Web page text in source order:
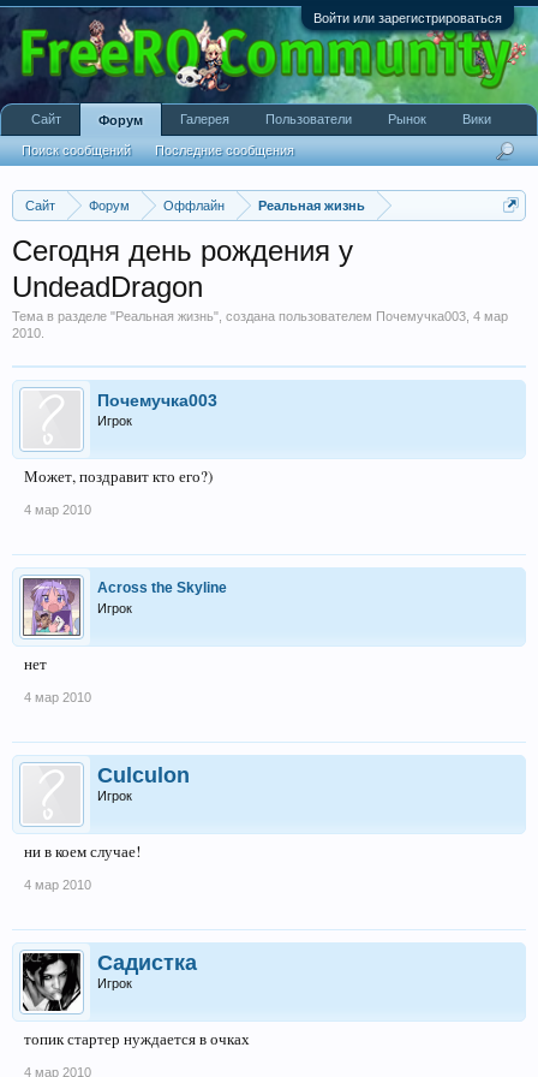
Войти или зарегистрироваться
Сайт Форум Оффлайн Реальная жизнь
Сегодня день рождения у
UndeadDragon
Тема в разделе "Реальная жизнь", создана пользователем Почемучка003 4 мар
2010
Почемучка003
Игрок
Может, поздравит кто его?)
4 мар 2010
Across the Skyline
Игрок
нет
4 мар 2010
Culculon
Игрок
ни в коем случае!
4 мар 2010
Садистка
Игрок
топик стартер нуждается в очках
4 мар 2010
Сайт Форум
Поиск сообщений Последние сообщения
Галерея Пользователи Рынок Вики